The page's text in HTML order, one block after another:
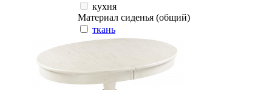
кухня
Материал сиденья (общий)
ткань